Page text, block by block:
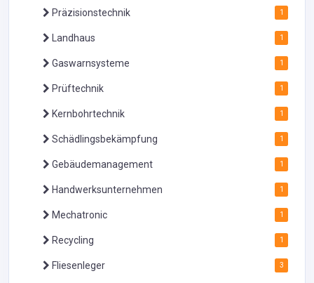
Präzisionstechnik 1
Landhaus 1
Gaswarnsysteme 1
Prüftechnik 1
Kernbohrtechnik 1
Schädlingsbekämpfung 1
Gebäudemanagement 1
Handwerksunternehmen 1
Mechatronic 1
Recycling 1
Fliesenleger 3